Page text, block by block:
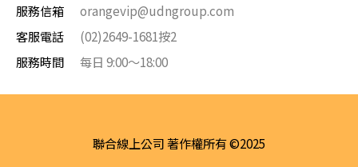
服務信箱
orangevip@udngroup.com
客服電話
(02)2649-1681按2
服務時間
每日 9:00～18:00
聯合線上公司 著作權所有 ©2025